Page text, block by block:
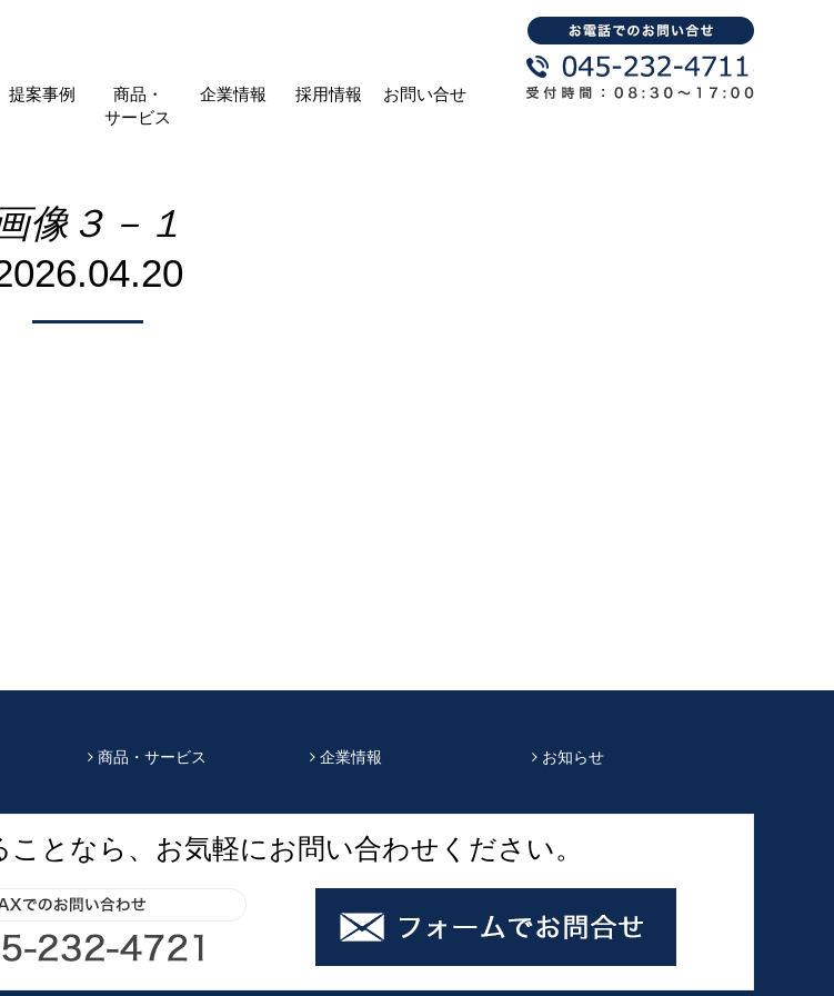
提案事例
商品・
サービス
企業情報 採用情報 お問い合せ
像３－１
商品・サービス 企業情報 お知らせ
となら、お気軽にお問い合わせください。